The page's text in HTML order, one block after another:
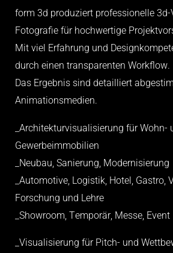
form 3d produziert professionelle
Fotografie für hochwertige
Mit viel Erfahrung und
durch einen transparenten Workflow.
Das Ergebnis sind detailliert
Animationsmedien.
_Architekturvisualisierung für Wohn-
Gewerbeimmobilien
_Neubau, Sanierung, Modernisierung
_Automotive, Logistik, Hotel, Gastro,
Forschung und Lehre
_Showroom, Temporär, Messe, Event
_Visualisierung für Pitch- und